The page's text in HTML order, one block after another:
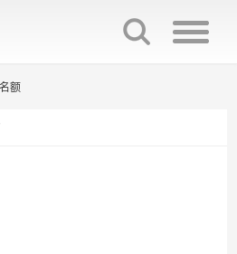
名额
额
元年付套餐补货
年起
额